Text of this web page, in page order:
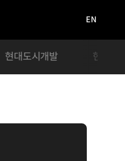
사이트로
이동
EN
현대도시개발 현대서